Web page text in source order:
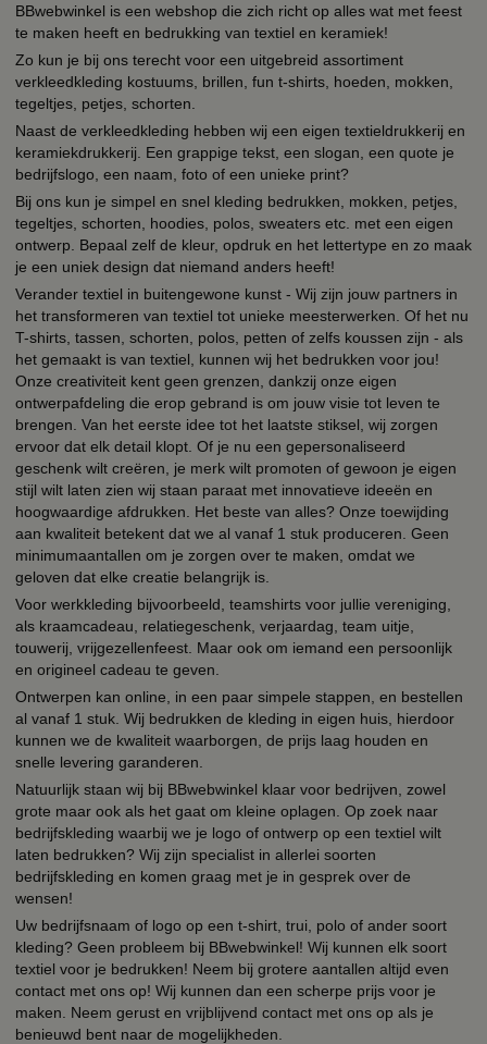
BBwebwinkel is een webshop die zich richt op alles wat met feest
te maken heeft en bedrukking van textiel en keramiek!
Zo kun je bij ons terecht voor een uitgebreid assortiment
verkleedkleding kostuums, brillen, fun t-shirts, hoeden, mokken,
tegeltjes, petjes, schorten.
Naast de verkleedkleding hebben wij een eigen textieldrukkerij en
keramiekdrukkerij. Een grappige tekst, een slogan, een quote je
bedrijfslogo, een naam, foto of een unieke print?
Bij ons kun je simpel en snel kleding bedrukken, mokken, petjes,
tegeltjes, schorten, hoodies, polos, sweaters etc. met een eigen
ontwerp. Bepaal zelf de kleur, opdruk en het lettertype en zo maak
je een uniek design dat niemand anders heeft!
Verander textiel in buitengewone kunst - Wij zijn jouw partners in
het transformeren van textiel tot unieke meesterwerken. Of het nu
T-shirts, tassen, schorten, polos, petten of zelfs koussen zijn - als
het gemaakt is van textiel, kunnen wij het bedrukken voor jou!
Onze creativiteit kent geen grenzen, dankzij onze eigen
ontwerpafdeling die erop gebrand is om jouw visie tot leven te
brengen. Van het eerste idee tot het laatste stiksel, wij zorgen
ervoor dat elk detail klopt. Of je nu een gepersonaliseerd
geschenk wilt creëren, je merk wilt promoten of gewoon je eigen
stijl wilt laten zien wij staan paraat met innovatieve ideeën en
hoogwaardige afdrukken. Het beste van alles? Onze toewijding
aan kwaliteit betekent dat we al vanaf 1 stuk produceren. Geen
minimumaantallen om je zorgen over te maken, omdat we
geloven dat elke creatie belangrijk is.
Voor werkkleding bijvoorbeeld, teamshirts voor jullie vereniging,
als kraamcadeau, relatiegeschenk, verjaardag, team uitje,
touwerij, vrijgezellenfeest. Maar ook om iemand een persoonlijk
en origineel cadeau te geven.
Ontwerpen kan online, in een paar simpele stappen, en bestellen
al vanaf 1 stuk. Wij bedrukken de kleding in eigen huis, hierdoor
kunnen we de kwaliteit waarborgen, de prijs laag houden en
snelle levering garanderen.
Natuurlijk staan wij bij BBwebwinkel klaar voor bedrijven, zowel
grote maar ook als het gaat om kleine oplagen. Op zoek naar
bedrijfskleding waarbij we je logo of ontwerp op een textiel wilt
laten bedrukken? Wij zijn specialist in allerlei soorten
bedrijfskleding en komen graag met je in gesprek over de
wensen!
Uw bedrijfsnaam of logo op een t-shirt, trui, polo of ander soort
kleding? Geen probleem bij BBwebwinkel! Wij kunnen elk soort
textiel voor je bedrukken! Neem bij grotere aantallen altijd even
contact met ons op! Wij kunnen dan een scherpe prijs voor je
maken. Neem gerust en vrijblijvend contact met ons op als je
benieuwd bent naar de mogelijkheden.